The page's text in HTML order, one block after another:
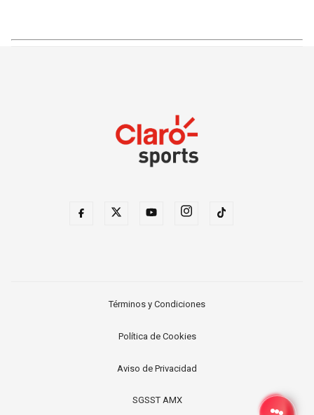
Términos y Condiciones
Política de Cookies
Aviso de Privacidad
SGSST AMX